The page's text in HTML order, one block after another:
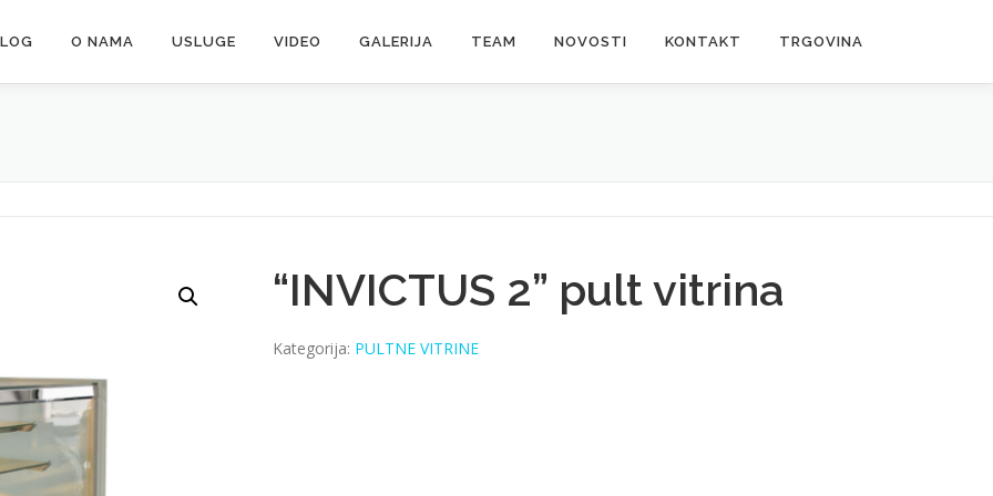
O NAMA USLUGE VIDEO GALERIJA TEAM NOVOSTI KONTAKT TRGOVINA
“INVICTUS 2” pult vitrina
Kategorija: PULTNE VITRINE